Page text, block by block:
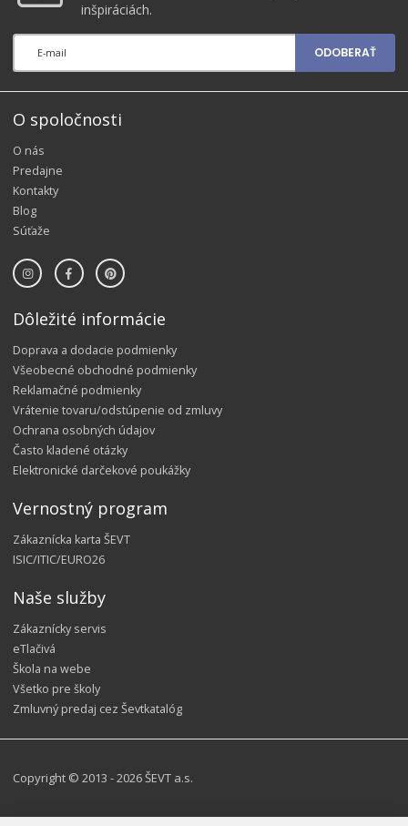
inšpiráciách.
ODOBERAŤ
O spoločnosti
O nás
Predajne
Kontakty
Blog
Súťaže
Dôležité informácie
Doprava a dodacie podmienky
Všeobecné obchodné podmienky
Reklamačné podmienky
Vrátenie tovaru/odstúpenie od zmluvy
Ochrana osobných údajov
Často kladené otázky
Elektronické darčekové poukážky
Vernostný program
Zákaznícka karta ŠEVT
ISIC/ITIC/EURO26
Naše služby
Zákaznícky servis
eTlačivá
Škola na webe
Všetko pre školy
Zmluvný predaj cez Ševtkatalóg
Copyright © 2013 - 2026 ŠEVT a.s.